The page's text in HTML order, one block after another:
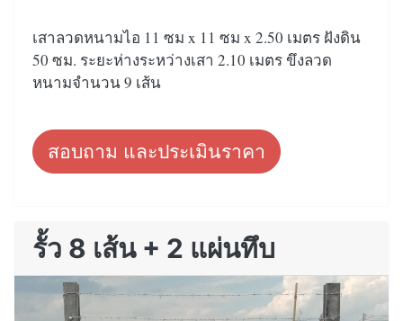
เสาลวดหนามไอ 11 ซม x 11 ซม x 2.50 เมตร ฝังดิน
50 ซม. ระยะห่างระหว่างเสา 2.10 เมตร ขึงลวด
หนามจำนวน 9 เส้น
สอบถาม และประเมินราคา
รั้ว 8 เส้น + 2 แผ่นทึบ